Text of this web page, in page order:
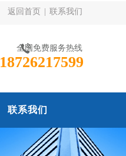
返回首页 联系我们
全国免费服务热线
18726217599
联系我们